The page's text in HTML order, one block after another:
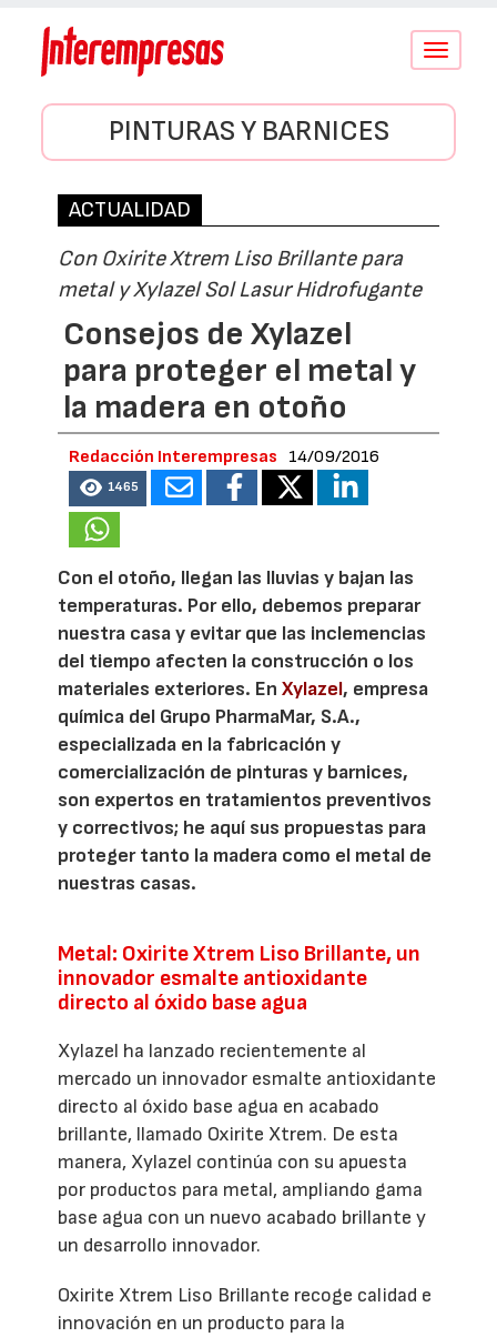
Conmutar
PINTURAS Y BARNICES
ACTUALIDAD
Con Oxirite Xtrem Liso Brillante para
metal y Xylazel Sol Lasur Hidrofugante
Consejos de Xylazel
para proteger el metal y
la madera en otoño
Redacción Interempresas 14/09/2016
1465
Con el otoño, llegan las lluvias y bajan las
temperaturas. Por ello, debemos preparar
nuestra casa y evitar que las inclemencias
del tiempo afecten la construcción o los
materiales exteriores. En Xylazel, empresa
química del Grupo PharmaMar, S.A.,
especializada en la fabricación y
comercialización de pinturas y barnices,
son expertos en tratamientos preventivos
y correctivos; he aquí sus propuestas para
proteger tanto la madera como el metal de
nuestras casas.
Metal: Oxirite Xtrem Liso Brillante, un
innovador esmalte antioxidante
directo al óxido base agua
Xylazel ha lanzado recientemente al
mercado un innovador esmalte antioxidante
directo al óxido base agua en acabado
brillante, llamado Oxirite Xtrem. De esta
manera, Xylazel continúa con su apuesta
por productos para metal, ampliando gama
base agua con un nuevo acabado brillante y
un desarrollo innovador.
Oxirite Xtrem Liso Brillante recoge calidad e
innovación en un producto para la